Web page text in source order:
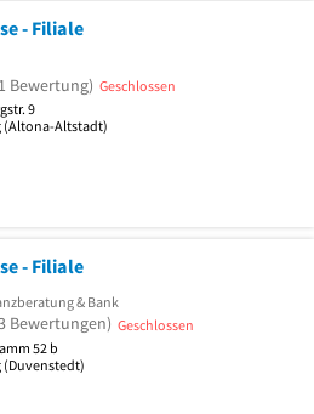
- Filiale
5 Sternen
Bewertung) Geschlossen
9
(Altona-Altstadt)
- Filiale
& Bank
5 Sternen
Bewertungen) Geschlossen
52 b
(Duvenstedt)